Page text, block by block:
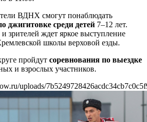
ВДНХ смогут понаблюдать
джигитовке среди детей 7–12 лет.
зрителей ждет яркое выступление
школы верховой езды.
пройдут соревнования по выездке
и взрослых участников.
uploads/